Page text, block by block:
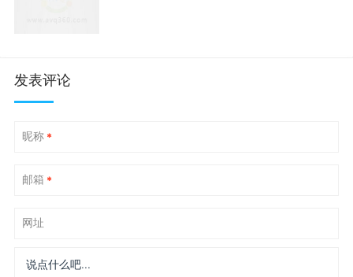
发表评论
昵称 *
邮箱 *
网址